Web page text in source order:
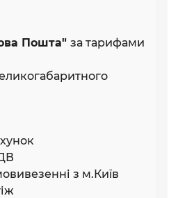
Пошта" за тарифами
з м.Київ